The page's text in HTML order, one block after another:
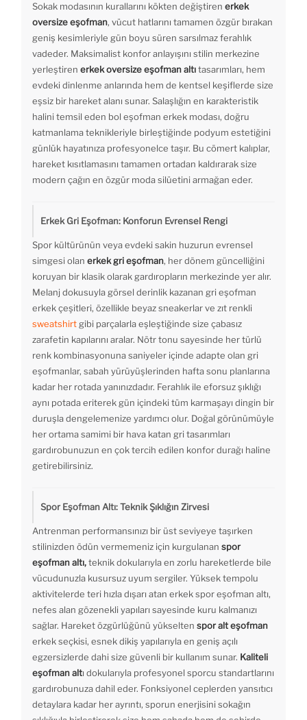
Sokak modasının kurallarını kökten değiştiren erkek
oversize eşofman, vücut hatlarını tamamen özgür bırakan
geniş kesimleriyle gün boyu süren sarsılmaz ferahlık
vadeder. Maksimalist konfor anlayışını stilin merkezine
yerleştiren erkek oversize eşofman altıtasarımları, hem
evdeki dinlenme anlarında hem de kentsel keşiflerde size
eşsiz bir hareket alanı sunar. Salaşlığın en karakteristik
halini temsil eden bol eşofman erkek modası, doğru
katmanlama teknikleriyle birleştiğinde podyum estetiğini
günlük hayatınıza profesyonelce taşır. Bu cömert kalıplar,
hareket kısıtlamasını tamamen ortadan kaldırarak size
modern çağın en özgür moda silüetini armağan eder.
Erkek Gri Eşofman: Konforun Evrensel Rengi
Spor kültürünün veya evdeki sakin huzurun evrensel
simgesi olan erkek gri eşofman, her dönem güncelliğini
koruyan bir klasik olarak gardıropların merkezinde yer alır.
Melanj dokusuyla görsel derinlik kazanan gri eşofman
erkek çeşitleri, özellikle beyaz sneakerlar ve zıt renkli
sweatshirtgibi parçalarla eşleştiğinde size çabasız
zarafetin kapılarını aralar. Nötr tonu sayesinde her türlü
renk kombinasyonuna saniyeler içinde adapte olan gri
eşofmanlar, sabah yürüyüşlerinden hafta sonu planlarına
kadar her rotada yanınızdadır. Ferahlık ile eforsuz şıklığı
aynı potada eriterek gün içindeki tüm karmaşayı dingin bir
duruşla dengelemenize yardımcı olur. Doğal görünümüyle
her ortama samimi bir hava katan gri tasarımları
gardırobunuzun en çok tercih edilen konfor durağı haline
getirebilirsiniz.
Spor Eşofman Altı: Teknik Şıklığın Zirvesi
Antrenman performansınızı bir üst seviyeye taşırken
stilinizden ödün vermemeniz için kurgulanan spor
eşofman altı,teknik dokularıyla en zorlu hareketlerde bile
vücudunuzla kusursuz uyum sergiler. Yüksek tempolu
aktivitelerde teri hızla dışarı atan erkek spor eşofman altı,
nefes alan gözenekli yapıları sayesinde kuru kalmanızı
sağlar. Hareket özgürlüğünü yükselten spor alt eşofman
erkek seçkisi, esnek dikiş yapılarıyla en geniş açılı
egzersizlerde dahi size güvenli bir kullanım sunar. Kaliteli
eşofman altı dokularıyla profesyonel sporcu standartlarını
gardırobunuza dahil eder. Fonksiyonel ceplerden yansıtıcı
detaylara kadar her ayrıntı, sporun enerjisini sokağın